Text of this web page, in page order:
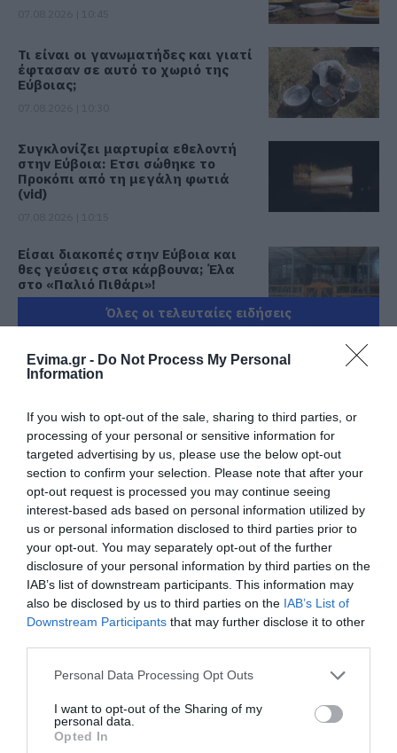
Evima.gr - Do Not Process My Personal
Information
If you wish to opt-out of the sale, sharing to third parties, or
processing of your personal or sensitive information for
targeted advertising by us, please use the below opt-out
section to confirm your selection. Please note that after your
opt-out request is processed you may continue seeing
interest-based ads based on personal information utilized by
us or personal information disclosed to third parties prior to
your opt-out. You may separately opt-out of the further
disclosure of your personal information by third parties on the
IAB’s list of downstream participants. This information may
also be disclosed by us to third parties on the IAB’s List of
Downstream Participants that may further disclose it to other
Please note that this website/app uses one or more Google
not limited to your visit or usage behaviour. You may click to
grant or deny consent to Google and its third-party tags to
use your data for below specified purposes in below Google
Personal Data Processing Opt Outs
I want to opt-out of the Sharing of my
personal data.
Opted In
Τι είναι οι γανωματήδες και γιατί
έφτασαν σε αυτό το χωριό της
Εύβοιας;
Συγκλονίζει μαρτυρία εθελοντή
στην Εύβοια: Ετσι σώθηκε το
Προκόπι από τη μεγάλη φωτιά
(vid)
Είσαι διακοπές στην Εύβοια και
θες γεύσεις στα κάρβουνα; Έλα
στο «Παλιό Πιθάρι»!
07.08.2026 | 10:00
βουλευτή που «τρέλανε»
εθελοντές στην Εύβοια
Ιός Δυτικού Νείλου: 65 κρούσματα
στην Ελλάδα – Έξι νεκροί και 20
ασθενείς σε νοσηλεία
07.08.2026 | 09:30
Υπό έλεγχο η φωτιά στην Σκύρο –
Συνελήφθη μία 63χρονη γυναίκα
07.08.2026 | 09:15
Εύβοια: Σε αυτό το γραφικό χωριό
μοίρασαν Κεσκέσι τη
07.08.2026 | 09:00
Ποιες περιοχές δεν θα έχουν
ρεύμα σήμερα στην Εύβοια
Όλες οι τελευταίες ειδήσεις
ΠΕΡΙΣΣΟΤΕΡΑ ΑΠΟ ΕΙΔΗΣΕΙΣ ΕΥΒΟΙΑ
Συναγερμός στην
Εύβοια: Στιγμές
αγωνίας για ιστιοφόρο
με ξένους επιβάτες
Έκτακτη διακοπή
νερού τώρα στην
παραλία Αυλίδας